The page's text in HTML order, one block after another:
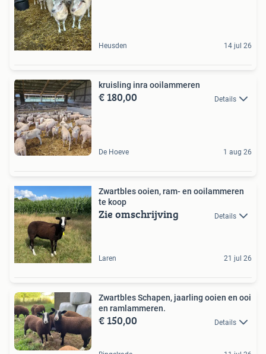
Heusden 14 jul 26
kruisling inra ooilammeren
€ 180,00 Details
De Hoeve 1 aug 26
Zwartbles ooien, ram- en ooilammeren
te koop
Zie omschrijving Details
Laren 21 jul 26
Zwartbles Schapen, jaarling ooien en ooi
en ramlammeren.
€ 150,00 Details